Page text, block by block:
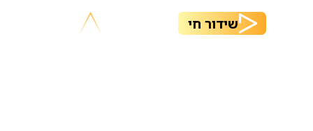
שידור חי